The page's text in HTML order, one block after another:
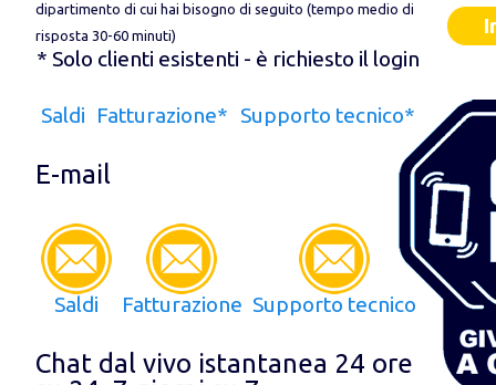
dipartimento di cui hai bisogno di seguito (tempo medio di
risposta 30-60 minuti)
* Solo clienti esistenti - è richiesto il login
Saldi Fatturazione* Supporto tecnico*
E-mail
Saldi Fatturazione Supporto tecnico
Chat dal vivo istantanea 24 ore